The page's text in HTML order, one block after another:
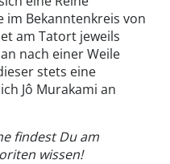
im Bekanntenkreis von
am Tatort jeweils
nach einer Weile
stets eine
Jô Murakami an
findest Du am
wissen!